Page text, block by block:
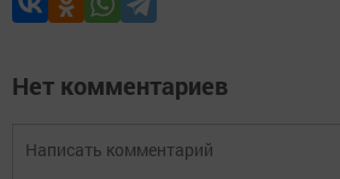
Нет комментариев